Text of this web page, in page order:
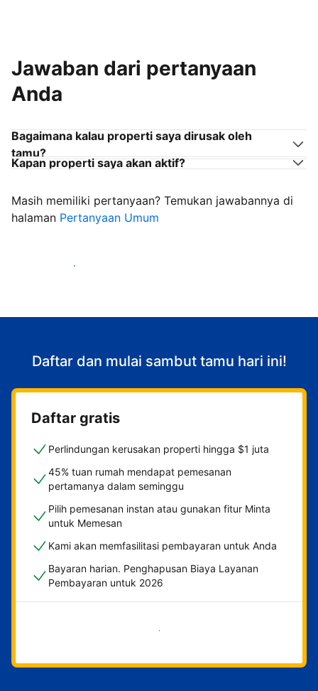
Jawaban dari pertanyaan
Anda
Bagaimana kalau properti saya dirusak oleh
tamu?
Kapan properti saya akan aktif?
Masih memiliki pertanyaan? Temukan jawabannya di
halaman Pertanyaan Umum
Mulai sambut tamu
Daftar dan mulai sambut tamu hari ini!
Daftar gratis
Perlindungan kerusakan properti hingga $1 juta
45% tuan rumah mendapat pemesanan
pertamanya dalam seminggu
Pilih pemesanan instan atau gunakan fitur Minta
untuk Memesan
Kami akan memfasilitasi pembayaran untuk Anda
Bayaran harian. Penghapusan Biaya Layanan
Pembayaran untuk 2026
Mulai sekarang